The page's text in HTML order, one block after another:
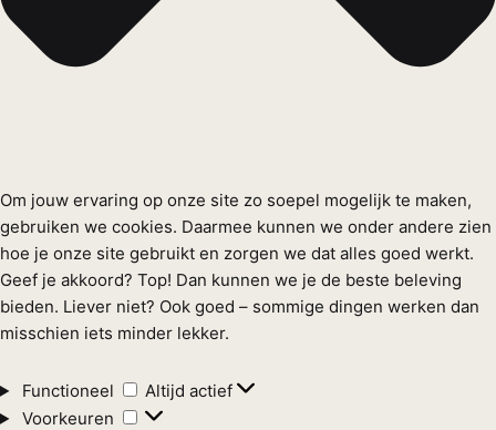
Om jouw ervaring op onze site zo soepel mogelijk te maken,
gebruiken we cookies. Daarmee kunnen we onder andere zien
hoe je onze site gebruikt en zorgen we dat alles goed werkt.
Geef je akkoord? Top! Dan kunnen we je de beste beleving
bieden. Liever niet? Ook goed – sommige dingen werken dan
misschien iets minder lekker.
Functioneel Functioneel
Altijd actief
Voorkeuren
Voorkeuren